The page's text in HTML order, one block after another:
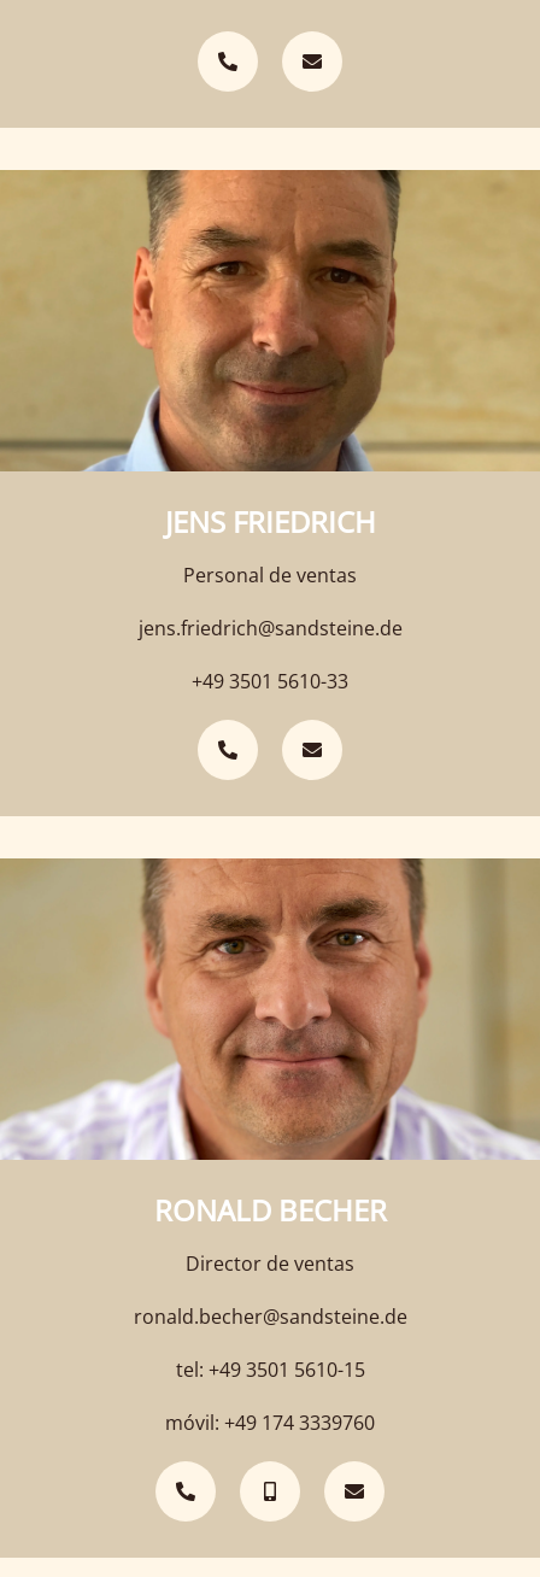
JENS FRIEDRICH
Personal de ventas
jens.friedrich@sandsteine.de
+49 3501 5610-33
RONALD BECHER
Director de ventas
ronald.becher@sandsteine.de
tel: +49 3501 5610-15
móvil: +49 174 3339760